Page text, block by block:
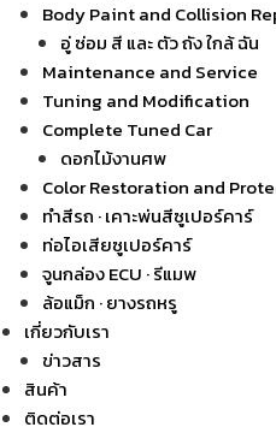
Body Paint and Collision
อู่ ซ่อม สี และ ตัว ถัง ใกล้ ฉัน
Maintenance and Service
Tuning and Modification
Complete Tuned Car
ดอกไม้งานศพ
Color Restoration and
ทำสีรถ · เคาะพ่นสีซูเปอร์คาร์
ท่อไอเสียซูเปอร์คาร์
จูนกล่อง ECU · รีแมพ
ล้อแม็ก · ยางรถหรู
เกี่ยวกับเรา
ข่าวสาร
สินค้า
ติดต่อเรา